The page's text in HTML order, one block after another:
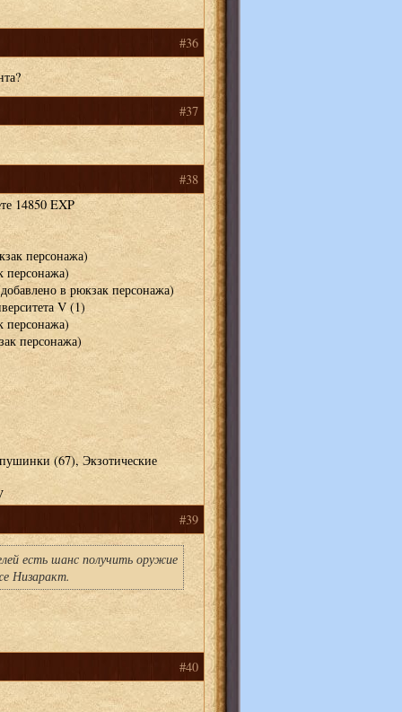
#36
#37
#38
14850 EXP
персонажа)
персонажа)
в рюкзак персонажа)
V (1)
персонажа)
персонажа)
(67), Экзотические
#39
есть шанс получить оружие
Низаракт.
#40